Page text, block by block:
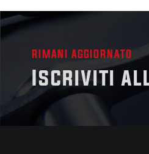
RIMANI AGGIORNATO
Iscriviti